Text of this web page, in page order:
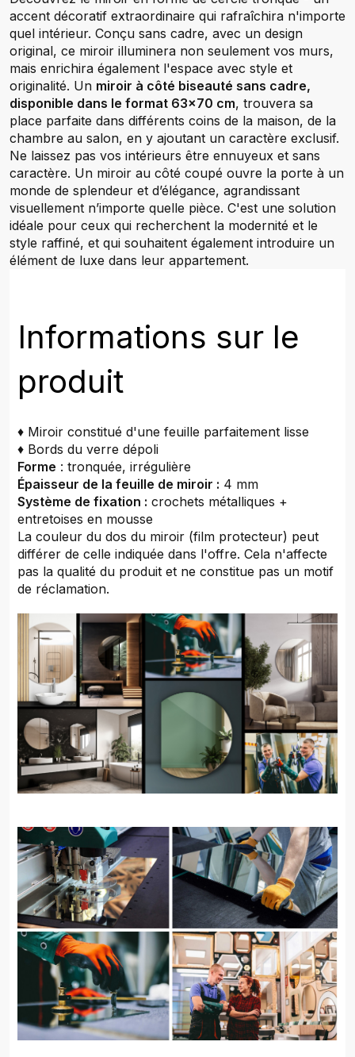
accent décoratif extraordinaire qui rafraîchira n'importe
quel intérieur. Conçu sans cadre, avec un design
original, ce miroir illuminera non seulement vos murs,
mais enrichira également l'espace avec style et
originalité. Un miroir à côté biseauté sans cadre,
disponible dans le format 63x70 cm, trouvera sa
place parfaite dans différents coins de la maison, de la
chambre au salon, en y ajoutant un caractère exclusif.
Ne laissez pas vos intérieurs être ennuyeux et sans
caractère. Un miroir au côté coupé ouvre la porte à un
monde de splendeur et d’élégance, agrandissant
visuellement n’importe quelle pièce. C'est une solution
idéale pour ceux qui recherchent la modernité et le
style raffiné, et qui souhaitent également introduire un
élément de luxe dans leur appartement.
Informations sur le
produit
♦ Miroir constitué d'une feuille parfaitement lisse
♦ Bords du verre dépoli
Forme : tronquée, irrégulière
Épaisseur de la feuille de miroir : 4 mm
Système de fixation : crochets métalliques +
entretoises en mousse
La couleur du dos du miroir (film protecteur) peut
différer de celle indiquée dans l'offre. Cela n'affecte
pas la qualité du produit et ne constitue pas un motif
de réclamation.